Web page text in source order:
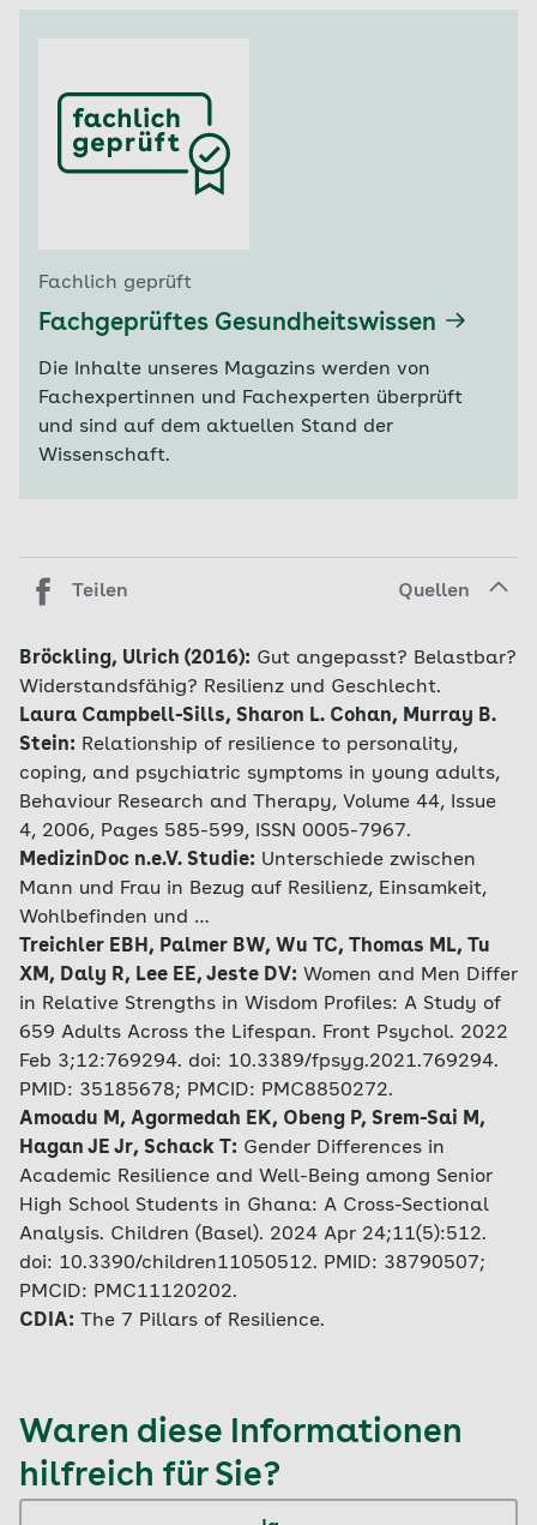
Fachlich geprüft
Fachgeprüftes Gesundheitswissen
Die Inhalte unseres Magazins werden von
Fachexpertinnen und Fachexperten überprüft
und sind auf dem aktuellen Stand der
Wissenschaft.
Teilen Quellen
Bröckling, Ulrich (2016): Gut angepasst? Belastbar?
Widerstandsfähig? Resilienz und Geschlecht.
Laura Campbell-Sills, Sharon L. Cohan, Murray B.
Stein: Relationship of resilience to personality,
coping, and psychiatric symptoms in young adults,
Behaviour Research and Therapy, Volume 44, Issue
4, 2006, Pages 585-599, ISSN 0005-7967.
MedizinDoc n.e.V. Studie: Unterschiede zwischen
Mann und Frau in Bezug auf Resilienz, Einsamkeit,
Wohlbefinden und …
Treichler EBH, Palmer BW, Wu TC, Thomas ML, Tu
XM, Daly R, Lee EE, Jeste DV: Women and Men Differ
in Relative Strengths in Wisdom Profiles: A Study of
659 Adults Across the Lifespan. Front Psychol. 2022
Feb 3;12:769294. doi: 10.3389/fpsyg.2021.769294.
PMID: 35185678; PMCID: PMC8850272.
Amoadu M, Agormedah EK, Obeng P, Srem-Sai M,
Hagan JE Jr, Schack T: Gender Differences in
Academic Resilience and Well-Being among Senior
High School Students in Ghana: A Cross-Sectional
Analysis. Children (Basel). 2024 Apr 24;11(5):512.
doi: 10.3390/children11050512. PMID: 38790507;
PMCID: PMC11120202.
CDIA: The 7 Pillars of Resilience.
Waren diese Informationen
hilfreich für Sie?